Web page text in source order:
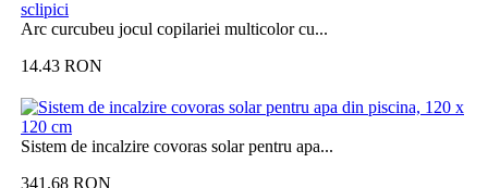
Arc curcubeu jocul copilariei multicolor cu...
14.43 RON
Sistem de incalzire covoras solar pentru apa...
341.68 RON